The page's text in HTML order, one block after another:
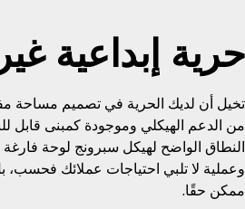
حرية إبداعية
تخيل أن لديك الحرية في تصميم مساحة
من الدعم الهيكلي وموجودة كمبنى قابل
النطاق الواضح لهيكل سبرونج لوحة
وعملية لا تلبي احتياجات عملائك فحسب،
ممكن حقًا.